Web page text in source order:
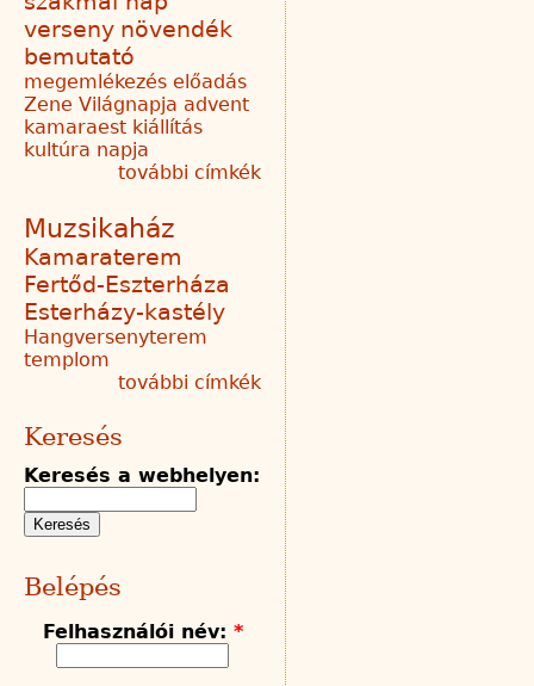
verseny növendék
bemutató
megemlékezés előadás
Zene Világnapja advent
kamaraest kiállítás
kultúra napja
további címkék
Muzsikaház
Kamaraterem
Fertőd-Eszterháza
Esterházy-kastély
Hangversenyterem
templom
további címkék
Keresés
Keresés a webhelyen:
Belépés
Felhasználói név: *